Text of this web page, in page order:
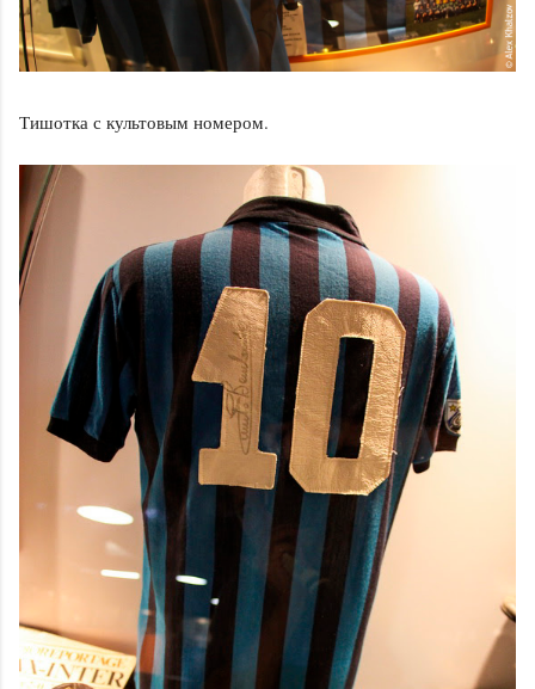
Тишотка с культовым номером.